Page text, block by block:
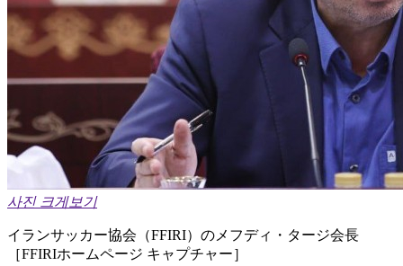
사진 크게보기
イランサッカー協会（FFIRI）のメフディ・タージ会長
［FFIRIホームページ キャプチャー］